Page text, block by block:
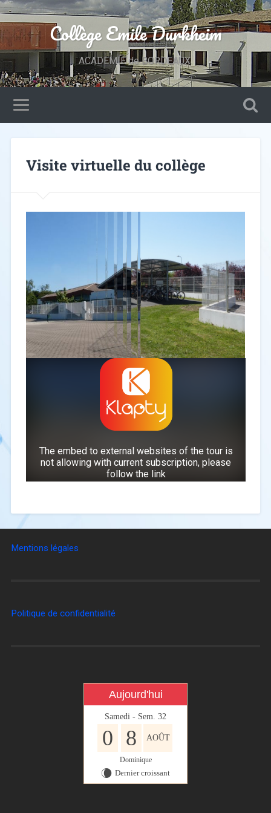
Collège Emile Durkheim
ACADEMIE de BORDEAUX.
Visite virtuelle du collège
Mentions légales
Politique de confidentialité
Aujourd'hui
Samedi - Sem. 32
0 8 AOÛT
Dominique
W Dernier croissant